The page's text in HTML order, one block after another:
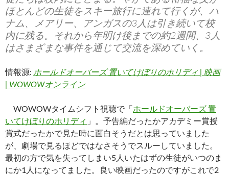
ほとんどの生徒をスキー旅行に連れて行くが、ハ
ナム、メアリー、アンガスの3人は引き続いて校
内に残る。それから年明け後までの約2週間、3人
はさまざまな事件を通じて交流を深めていく。
情報源: ホールドオーバーズ 置いてけぼりのホリディ | 映画
| WOWOWオンライン
WOWOWタイムシフト視聴で「ホールドオーバーズ 置
いてけぼりのホリディ 」。予告編だったかアカデミー賞授
賞式だったかで見た時に面白そうだとは思っていました
が、劇場で見るほどではなさそうでスルーしていました。
最初の方で気を失ってしまい5人いたはずの生徒がいつのま
にか1人になってました。良い映画だったのですがこれで2